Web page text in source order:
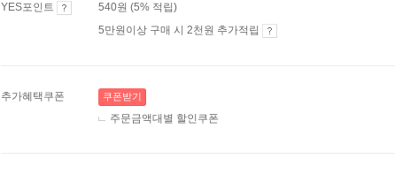
YES포인트
540원 (5% 적립)
5만원이상 구매 시 2천원 추가적립
추가혜택쿠폰 쿠폰받기
주문금액대별 할인쿠폰